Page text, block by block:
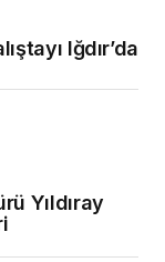
Iğdır’da
Yıldıray